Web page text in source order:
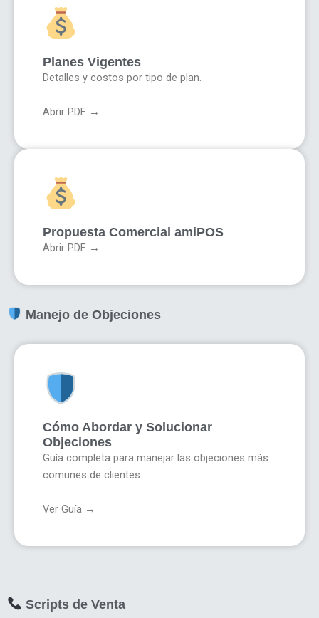
Planes Vigentes
Detalles y costos por tipo de plan.
Abrir PDF →
Propuesta Comercial amiPOS
Abrir PDF →
Manejo de Objeciones
Cómo Abordar y Solucionar
Objeciones
Guía completa para manejar las objeciones más
comunes de clientes.
Ver Guía →
Scripts de Venta